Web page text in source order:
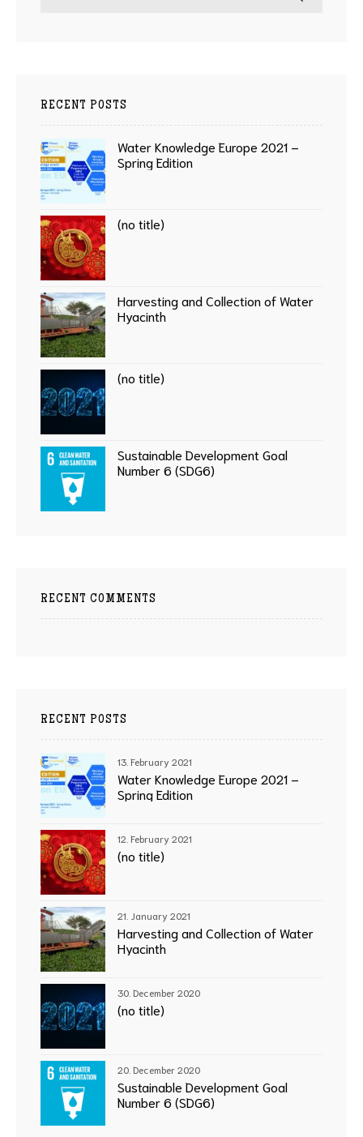
RECENT POSTS
Water Knowledge Europe 2021 –
Spring Edition
(no title)
Harvesting and Collection of Water
Hyacinth
(no title)
Sustainable Development Goal
Number 6 (SDG6)
RECENT COMMENTS
RECENT POSTS
Water Knowledge Europe 2021 –
Spring Edition
13. February 2021
(no title)
12. February 2021
Harvesting and Collection of Water
Hyacinth
21. January 2021
(no title)
30. December 2020
Sustainable Development Goal
Number 6 (SDG6)
20. December 2020